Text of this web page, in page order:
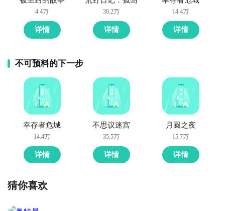
4.4万
详情
30.2万
详情
14.4万
详情
不可预料的下一步
幸存者危城
14.4万
详情
不思议迷宫
35.5万
详情
月圆之夜
15.7万
详情
猜你喜欢